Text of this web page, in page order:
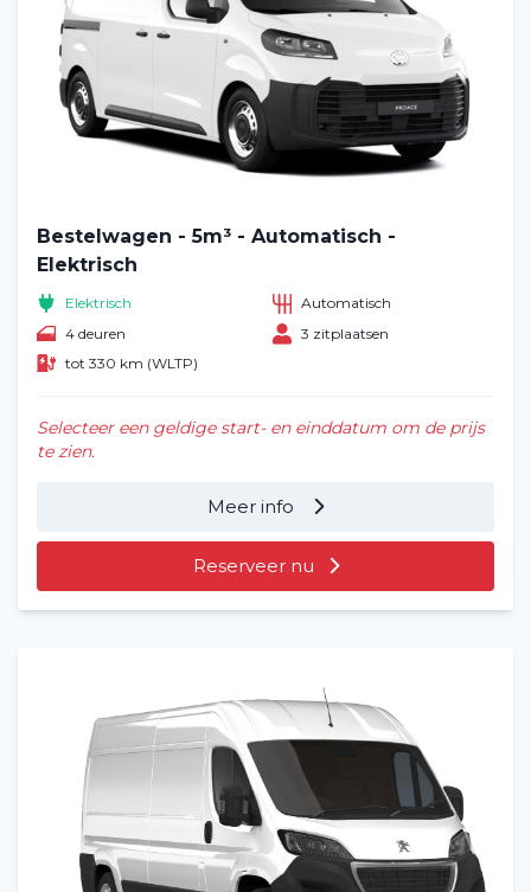
Bestelwagen - 5m³ - Automatisch -
Elektrisch
Elektrisch
Automatisch
4 deuren
3 zitplaatsen
tot 330 km (WLTP)
Selecteer een geldige start- en einddatum om de prijs
te zien.
Meer info
Reserveer nu